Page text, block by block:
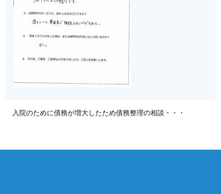
入院のために債務が増大したため債務整理の相談・・・